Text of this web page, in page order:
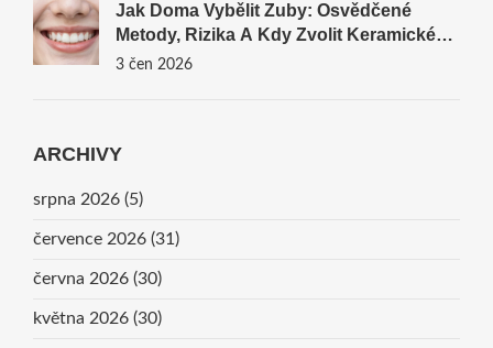
Jak Doma Vybělit Zuby: Osvědčené
Metody, Rizika A Kdy Zvolit Keramické
Fazety
3 čen 2026
ARCHIVY
srpna 2026 (5)
července 2026 (31)
června 2026 (30)
května 2026 (30)